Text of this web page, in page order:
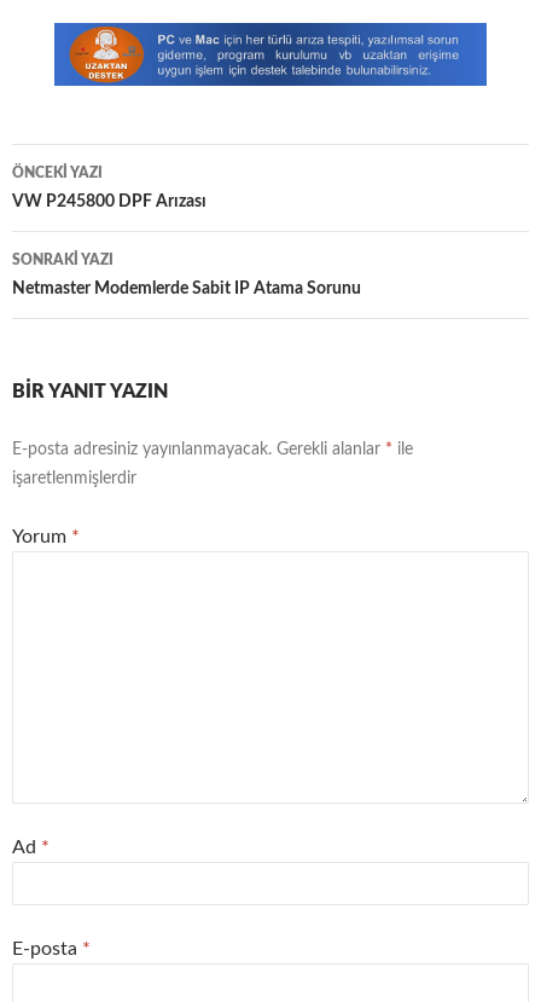
Yazı
dolaşımı
ÖNCEKI YAZI
VW P245800 DPF Arızası
SONRAKI YAZI
Netmaster Modemlerde Sabit IP Atama Sorunu
BIR YANIT YAZIN
E-posta adresiniz yayınlanmayacak. Gerekli alanlar * ile
işaretlenmişlerdir
Yorum *
Ad *
E-posta *